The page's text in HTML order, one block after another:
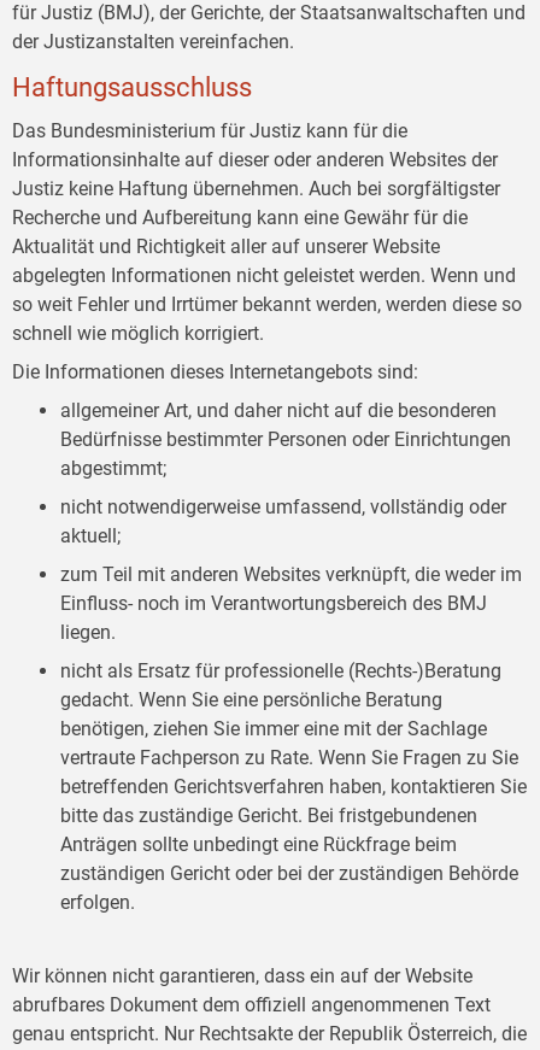
für Justiz (BMJ), der Gerichte, der Staatsanwaltschaften und
der Justizanstalten vereinfachen.
Haftungsausschluss
Das Bundesministerium für Justiz kann für die
Informationsinhalte auf dieser oder anderen Websites der
Justiz keine Haftung übernehmen. Auch bei sorgfältigster
Recherche und Aufbereitung kann eine Gewähr für die
Aktualität und Richtigkeit aller auf unserer Website
abgelegten Informationen nicht geleistet werden. Wenn und
so weit Fehler und Irrtümer bekannt werden, werden diese so
schnell wie möglich korrigiert.
Die Informationen dieses Internetangebots sind:
allgemeiner Art, und daher nicht auf die besonderen
Bedürfnisse bestimmter Personen oder Einrichtungen
abgestimmt;
nicht notwendigerweise umfassend, vollständig oder
aktuell;
zum Teil mit anderen Websites verknüpft, die weder im
Einfluss- noch im Verantwortungsbereich des BMJ
liegen.
nicht als Ersatz für professionelle (Rechts-)Beratung
gedacht. Wenn Sie eine persönliche Beratung
benötigen, ziehen Sie immer eine mit der Sachlage
vertraute Fachperson zu Rate. Wenn Sie Fragen zu Sie
betreffenden Gerichtsverfahren haben, kontaktieren Sie
bitte das zuständige Gericht. Bei fristgebundenen
Anträgen sollte unbedingt eine Rückfrage beim
zuständigen Gericht oder bei der zuständigen Behörde
erfolgen.
Wir können nicht garantieren, dass ein auf der Website
abrufbares Dokument dem offiziell angenommenen Text
genau entspricht. Nur Rechtsakte der Republik Österreich, die